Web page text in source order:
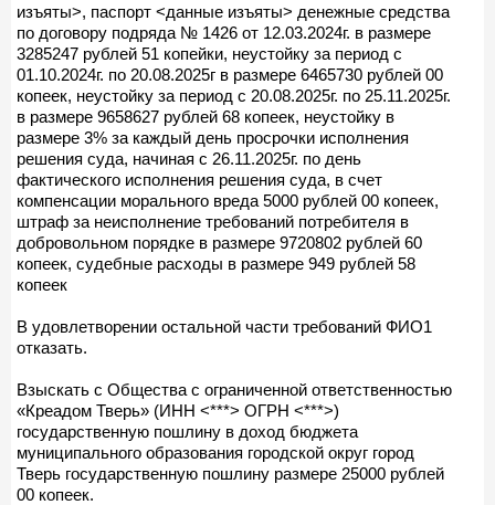
изъяты>, паспорт <данные изъяты> денежные средства
по договору подряда № 1426 от 12.03.2024г. в размере
3285247 рублей 51 копейки, неустойку за период с
01.10.2024г. по 20.08.2025г в размере 6465730 рублей 00
копеек, неустойку за период с 20.08.2025г. по 25.11.2025г.
в размере 9658627 рублей 68 копеек, неустойку в
размере 3% за каждый день просрочки исполнения
решения суда, начиная с 26.11.2025г. по день
фактического исполнения решения суда, в счет
компенсации морального вреда 5000 рублей 00 копеек,
штраф за неисполнение требований потребителя в
добровольном порядке в размере 9720802 рублей 60
копеек, судебные расходы в размере 949 рублей 58
копеек
В удовлетворении остальной части требований ФИО1
отказать.
Взыскать с Общества с ограниченной ответственностью
«Креадом Тверь» (ИНН <***> ОГРН <***>)
государственную пошлину в доход бюджета
муниципального образования городской округ город
Тверь государственную пошлину размере 25000 рублей
00 копеек.